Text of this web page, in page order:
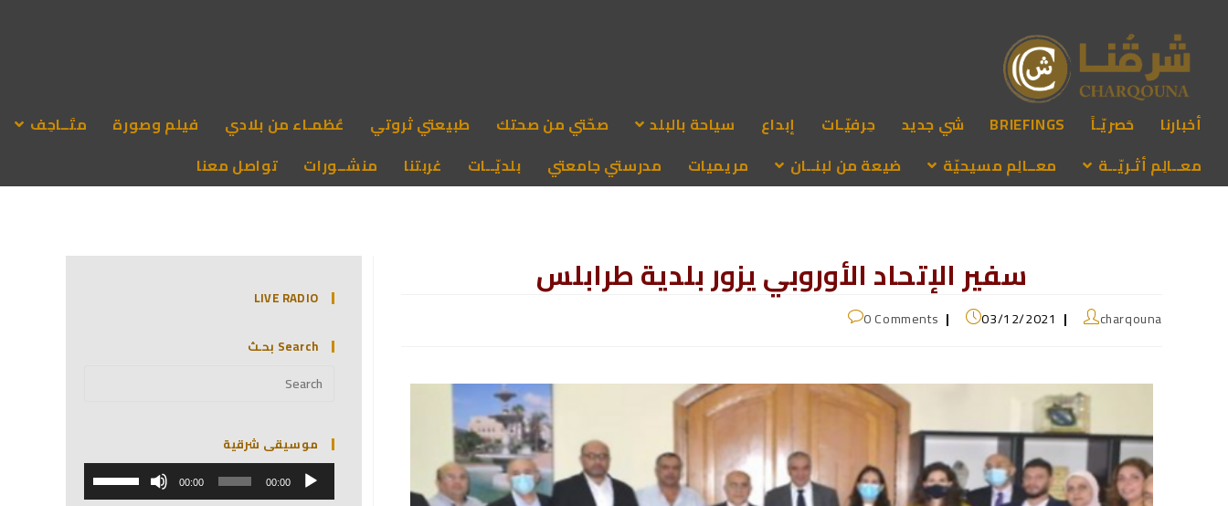
أخبارنا حَصريّـاً BRIEFINGS شي جديد حِرفيّـات إبداع سياحة بالبلد صحّتي من صحتك طبيعتي ثروتي عُظمـاء من بلادي فيلم وصورة
متَــاحِف
معــالِم أثـريّــة
معــالِم مسيحيّة ضيعة من لبنــان مريميات مدرستي جامعتي بلديّــات غربتنا منشــورات تواصل معنا
سفير الإتحاد الأوروبي يزور بلدية طرابلس
charqouna
03/12/2021
0 Comments
LIVE RADIO
Search بحـث
موسيقى شرقية
مشغل
الصوت 00:00
00:00
مفاتيح